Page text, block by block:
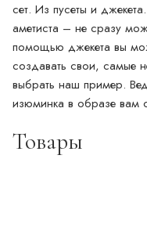
сет. Из пусеты и
аметиста – не сразу
помощью джекета вы
создавать свои, самые
выбрать наш пример.
изюминка в образе вам
Товары